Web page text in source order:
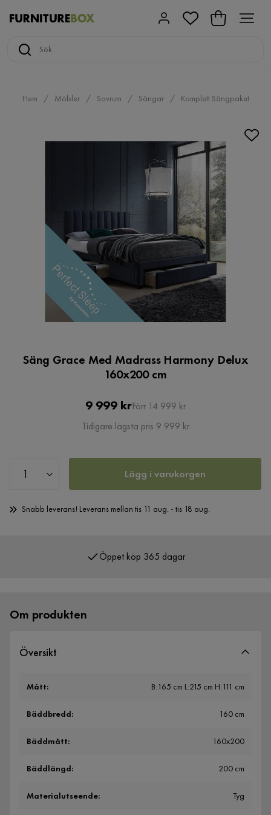
Hem Möbler Sovrum Sängar Komplett Sängpaket
Säng Grace Med Madrass Harmony Delux
160x200 cm
Pris
9 999 krOriginal
Pris
Förr 14 999 kr
Tidigare lägsta pris 9 999 kr
Lägg i varukorgen
Snabb leverans! Leverans mellan tis 11 aug. - tis 18 aug.
Över 400 000 nöjda kunder
Om produkten
Översikt
Mått: B:165 cm L:215 cm H:111 cm
Bäddbredd: 160 cm
Bäddmått: 160x200
Bäddlängd: 200 cm
Materialutseende: Tyg